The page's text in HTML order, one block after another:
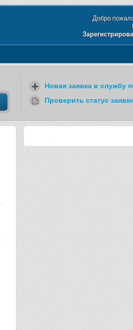
Добро
Новая заявка в службу
Проверить статус